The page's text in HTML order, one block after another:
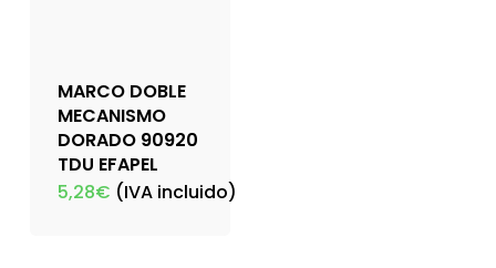
MARCO DOBLE
MECANISMO
DORADO 90920
TDU EFAPEL
5,28€ (IVA incluido)